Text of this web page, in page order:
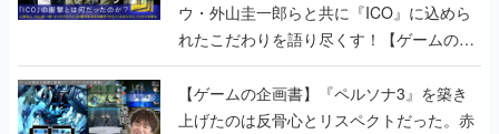
ウ・外山圭一郎らと共に『ICO』に込めら
れたこだわりを語り尽くす！【ゲームの企
画書】
【ゲームの企画書】『ペルソナ3』を築き
上げたのは反骨心とリスペクトだった。赤